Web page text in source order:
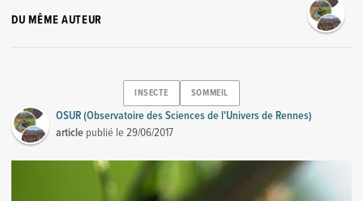
DU MÊME AUTEUR
INSECTE SOMMEIL
OSUR (Observatoire des Sciences de l'Univers de Rennes)
article publié le29/06/2017